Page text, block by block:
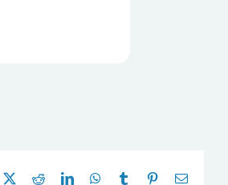
RedditLinkedInWhatsApp
Tumblr Pinterest
E-